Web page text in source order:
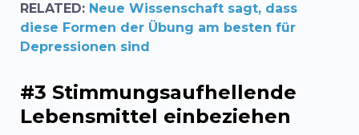
RELATED: Neue Wissenschaft sagt, dass
diese Formen der Übung am besten für
Depressionen sind
#3 Stimmungsaufhellende
Lebensmittel einbeziehen